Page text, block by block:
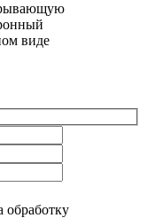
виде
обработку